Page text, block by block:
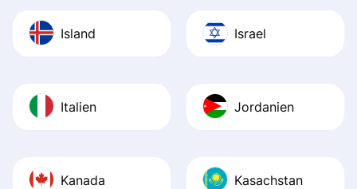
Island Israel
Italien Jordanien
Kanada Kasachstan